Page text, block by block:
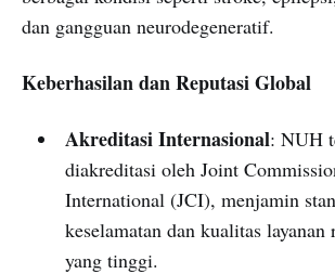
dan gangguan neurodegeneratif.
Keberhasilan dan Reputasi Global
Akreditasi Internasional: NUH
diakreditasi oleh Joint
International (JCI), menjamin
keselamatan dan kualitas layanan
yang tinggi.